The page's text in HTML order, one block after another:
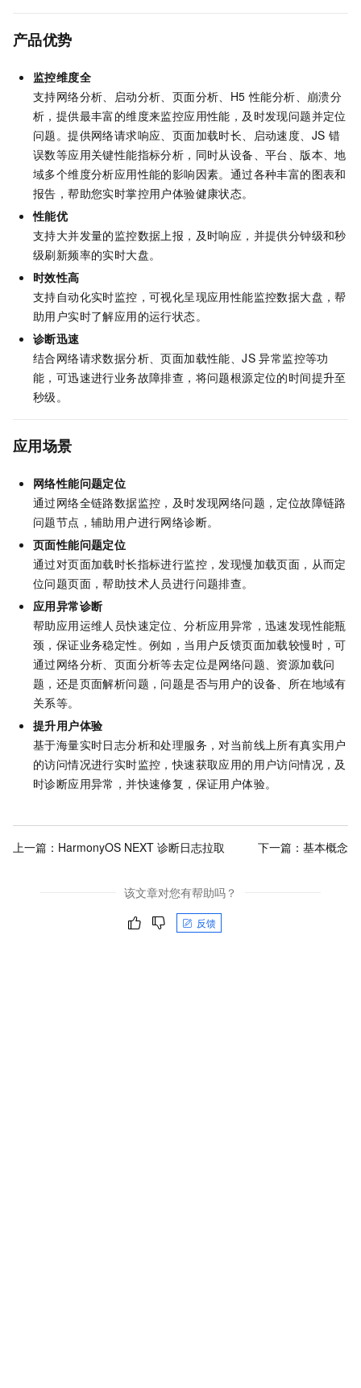
产品优势
监控维度全
支持网络分析、启动分析、页面分析、H5 性能分析、崩溃分
析，提供最丰富的维度来监控应用性能，及时发现问题并定位
问题。提供网络请求响应、页面加载时长、启动速度、JS 错
误数等应用关键性能指标分析，同时从设备、平台、版本、地
域多个维度分析应用性能的影响因素。通过各种丰富的图表和
报告，帮助您实时掌控用户体验健康状态。
性能优
支持大并发量的监控数据上报，及时响应，并提供分钟级和秒
级刷新频率的实时大盘。
时效性高
支持自动化实时监控，可视化呈现应用性能监控数据大盘，帮
助用户实时了解应用的运行状态。
诊断迅速
结合网络请求数据分析、页面加载性能、JS 异常监控等功
能，可迅速进行业务故障排查，将问题根源定位的时间提升至
秒级。
应用场景
网络性能问题定位
通过网络全链路数据监控，及时发现网络问题，定位故障链路
问题节点，辅助用户进行网络诊断。
页面性能问题定位
通过对页面加载时长指标进行监控，发现慢加载页面，从而定
位问题页面，帮助技术人员进行问题排查。
应用异常诊断
帮助应用运维人员快速定位、分析应用异常，迅速发现性能瓶
颈，保证业务稳定性。例如，当用户反馈页面加载较慢时，可
通过网络分析、页面分析等去定位是网络问题、资源加载问
题，还是页面解析问题，问题是否与用户的设备、所在地域有
关系等。
提升用户体验
基于海量实时日志分析和处理服务，对当前线上所有真实用户
的访问情况进行实时监控，快速获取应用的用户访问情况，及
时诊断应用异常，并快速修复，保证用户体验。
上一篇： HarmonyOS NEXT 诊断日志拉取 下一篇： 基本概念
该文章对您有帮助吗？
反馈